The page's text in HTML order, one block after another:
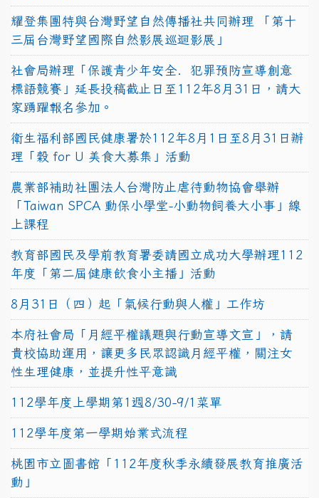
耀登集團特與台灣野望自然傳播社共同辦理 「第十
三屆台灣野望國際自然影展巡迴影展」
社會局辦理「保護青少年安全．犯罪預防宣導創意
標語競賽」延長投稿截止日至112年8月31日，請大
家踴躍報名參加。
衛生福利部國民健康署於112年8月1日至8月31日辦
理「穀 for U 美食大募集」活動
農業部補助社團法人台灣防止虐待動物協會舉辦
「Taiwan SPCA 動保小學堂-小動物飼養大小事」線
上課程
教育部國民及學前教育署委請國立成功大學辦理112
年度「第二屆健康飲食小主播」活動
8月31日（四）起「氣候行動與人權」工作坊
本府社會局「月經平權議題與行動宣導文宣」，請
貴校協助運用，讓更多民眾認識月經平權，關注女
性生理健康，並提升性平意識
112學年度上學期第1週8/30-9/1菜單
112學年度第一學期始業式流程
桃園市立圖書館「112年度秋季永續發展教育推廣活
動」